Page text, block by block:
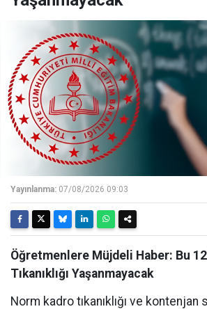
Yayınlanma: 07/08/2026 09:03
Öğretmenlere Müjdeli Haber: Bu
Tıkanıklığı Yaşanmayacak
Norm kadro tıkanıklığı ve kontenjan